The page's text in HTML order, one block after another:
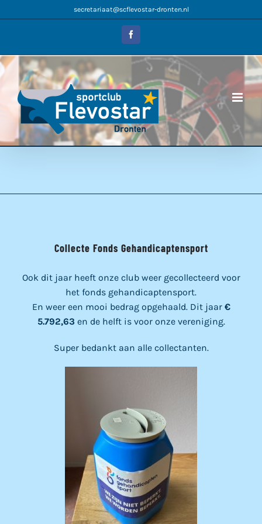
naar
secretariaat@scflevostar-dronten.nl
Facebook
Collecte Fonds Gehandicaptensport
Ook dit jaar heeft onze club weer gecollecteerd voor
het fonds gehandicaptensport.
En weer een mooi bedrag opgehaald. Dit jaar €
5.792,63 en de helft is voor onze vereniging.
Super bedankt aan alle collectanten.